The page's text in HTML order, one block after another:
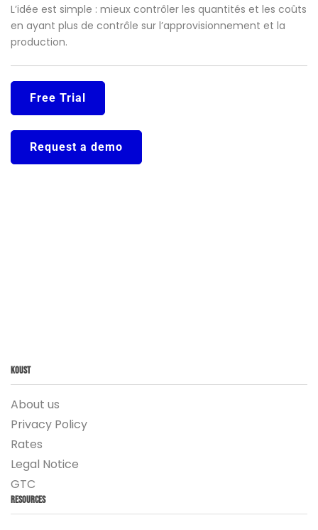
L’idée est simple : mieux contrôler les quantités et les coûts
en ayant plus de contrôle sur l’approvisionnement et la
production.
Free Trial
Request a demo
Koust
About us
Privacy Policy
Rates
Legal Notice
GTC
Resources